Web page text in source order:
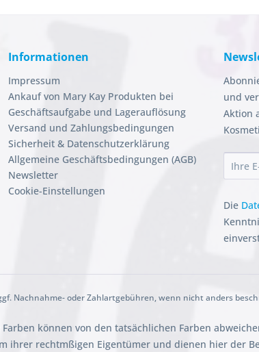
Informationen
Impressum
Ankauf von Mary Kay Produkten bei
Geschäftsaufgabe und Lagerauflösung
Versand und Zahlungsbedingungen
Sicherheit & Datenschutzerklärung
Allgemeine Geschäftsbedingungen (AGB)
Newsletter
Cookie-Einstellungen
und
Aktion
Die
Nachnahme- oder Zahlartgebühren, wenn nicht anders
können von den tatsächlichen Farben
ihrer rechtmßigen Eigentümer und dienen hier der